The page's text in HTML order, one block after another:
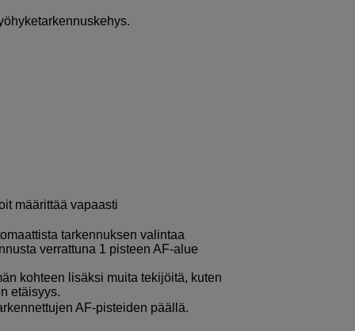
määrittää vapaasti
tarkennuksen valintaa
verrattuna 1 pisteen AF-alue
kohteen lisäksi muita tekijöitä, kuten
etäisyys.
AF-pisteiden päällä.